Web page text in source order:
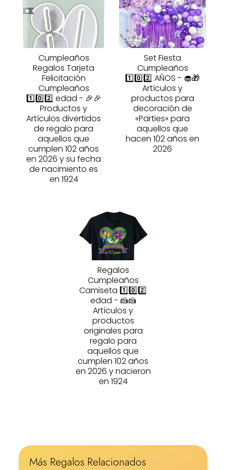
Cumpleaños
Regalos Tarjeta
Felicitación
Cumpleaños
1️⃣0️⃣2️⃣ edad - 🎉🎉
Productos y
Artículos divertidos
de regalo para
aquellos que
cumplen 102 años
en 2026 y su fecha
de nacimiento es
en 1924
Set Fiesta
Cumpleaños
1️⃣0️⃣2️⃣ AÑOS - 🧁🎁
Artículos y
productos para
decoración de
«Parties» para
aquellos que
hacen 102 años en
2026
Regalos
Cumpleaños
Camiseta 1️⃣0️⃣2️⃣
edad - 🍰🍰
Artículos y
productos
originales para
regalo para
aquellos que
cumplen 102 años
en 2026 y nacieron
en 1924
Más Regalos Relacionados